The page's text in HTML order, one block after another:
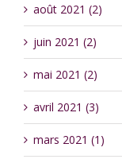
août 2021 (2)
juin 2021 (2)
mai 2021 (2)
avril 2021 (3)
mars 2021 (1)